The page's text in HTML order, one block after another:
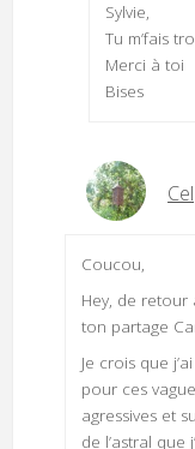
Sylvie,
Tu m’fais
Merci à toi
Bises
Cel
Coucou,
Hey, de retour
ton partage
Je crois que
pour ces
agressives et
de l’astral que